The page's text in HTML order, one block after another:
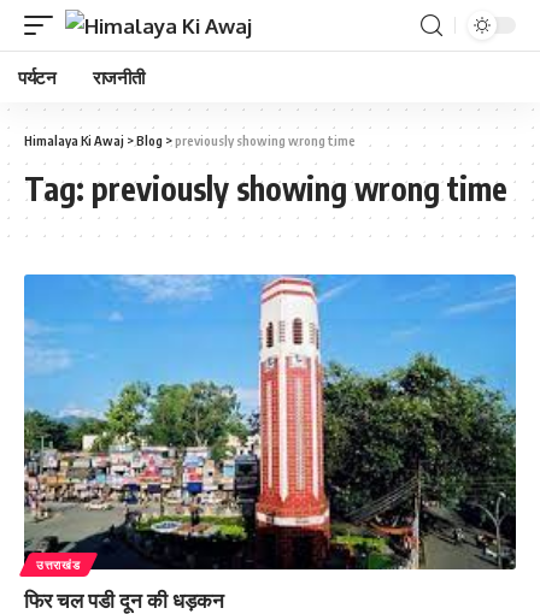
पर्यटन राजनीती
Himalaya Ki Awaj >Blog >previously showing wrong time
Tag: previously showing wrong time
उत्तराखंड
फिर चल पडी दून की धड़कन